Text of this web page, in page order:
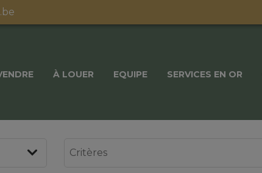
À LOUER EQUIPE SERVICES EN OR